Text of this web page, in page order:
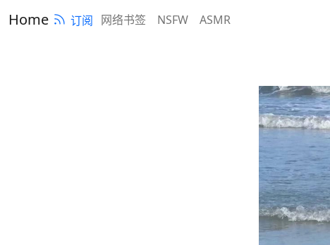
Home 订阅 网络书签 NSFW ASMR